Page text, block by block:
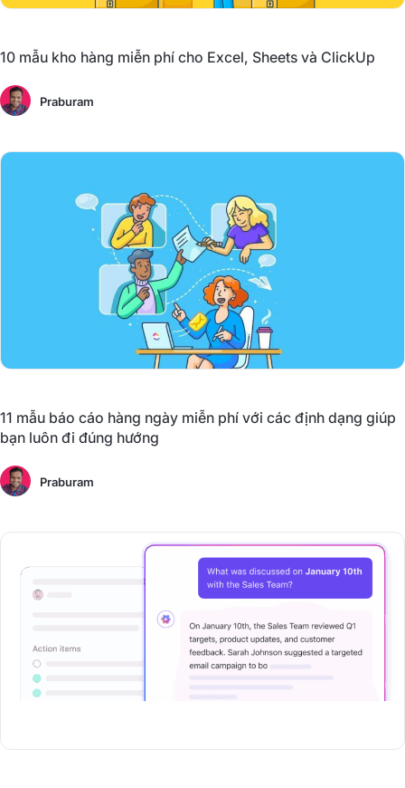
10 mẫu kho hàng miễn phí cho Excel, Sheets và ClickUp
Praburam
11 mẫu báo cáo hàng ngày miễn phí với các định dạng giúp
bạn luôn đi đúng hướng
Praburam